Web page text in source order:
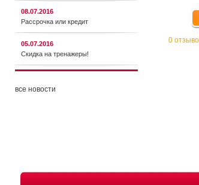
08.07.2016
Рассрочка или кредит
05.07.2016
Скидка на тренажеры!
все новости
0